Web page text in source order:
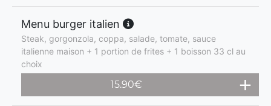
Menu burger italien
Steak, gorgonzola, coppa, salade, tomate, sauce
italienne maison + 1 portion de frites + 1 boisson 33 cl au
choix
15.90€